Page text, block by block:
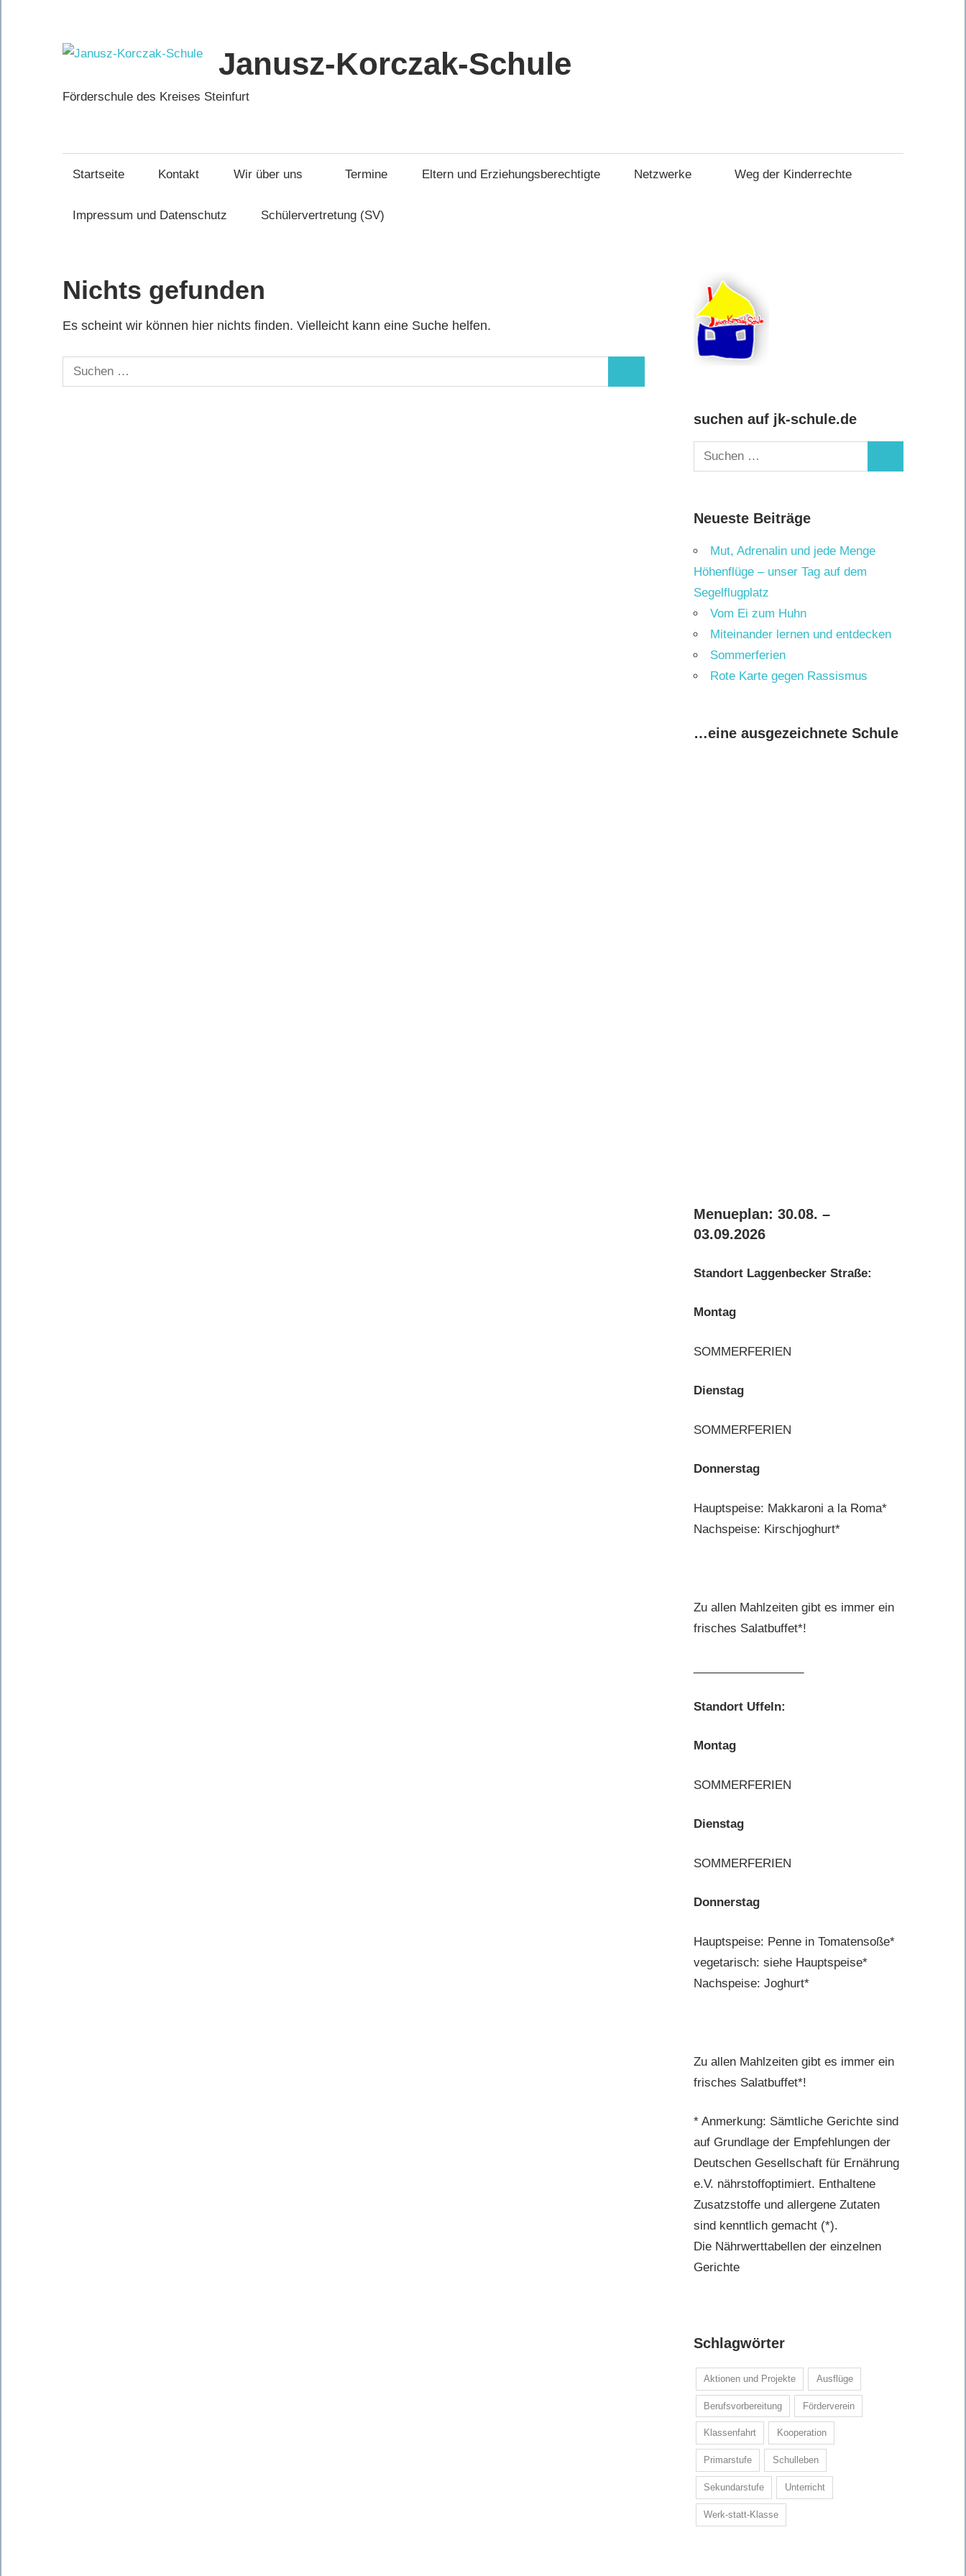
springen
Janusz-Korczak-Schule
Förderschule des Kreises Steinfurt
Startseite Kontakt Wir über uns Termine Eltern und Erziehungsberechtigte Netzwerke Weg der Kinderrechte
Impressum und Datenschutz Schülervertretung (SV)
Nichts gefunden
Es scheint wir können hier nichts finden. Vielleicht kann eine Suche helfen.
Suchen
nach:
suchen auf jk-schule.de
Suchen
nach:
Neueste Beiträge
Mut, Adrenalin und jede Menge
Höhenflüge – unser Tag auf dem
Segelflugplatz
Vom Ei zum Huhn
Miteinander lernen und entdecken
Sommerferien
Rote Karte gegen Rassismus
…eine ausgezeichnete Schule
Menueplan: 30.08. –
03.09.2026
Standort Laggenbecker Straße:
Montag
SOMMERFERIEN
Dienstag
SOMMERFERIEN
Donnerstag
Hauptspeise: Makkaroni a la Roma*
Nachspeise: Kirschjoghurt*
Zu allen Mahlzeiten gibt es immer ein
frisches Salatbuffet*!
Standort Uffeln:
Montag
SOMMERFERIEN
Dienstag
SOMMERFERIEN
Donnerstag
Hauptspeise: Penne in Tomatensoße*
vegetarisch: siehe Hauptspeise*
Nachspeise: Joghurt*
Zu allen Mahlzeiten gibt es immer ein
frisches Salatbuffet*!
* Anmerkung: Sämtliche Gerichte sind
auf Grundlage der Empfehlungen der
Deutschen Gesellschaft für Ernährung
e.V. nährstoffoptimiert. Enthaltene
Zusatzstoffe und allergene Zutaten
sind kenntlich gemacht (*).
Die Nährwerttabellen der einzelnen
Gerichte
Schlagwörter
Aktionen und Projekte Ausflüge
Berufsvorbereitung Förderverein
Klassenfahrt Kooperation
Primarstufe Schulleben
Sekundarstufe Unterricht
Werk-statt-Klasse